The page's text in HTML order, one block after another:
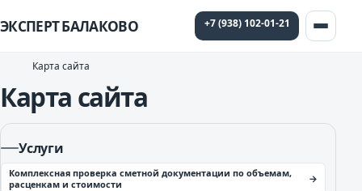
ЭКСПЕРТ БАЛАКОВО +7 (938) 102-01-21
Карта сайта
Карта сайта
Услуги
Комплексная проверка сметной документации по объемам,
расценкам и стоимости